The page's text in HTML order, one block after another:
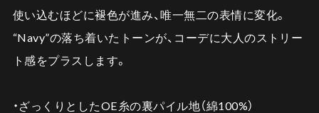
使い込むほどに褪色が進み、唯一無二の表情に変化。
“Navy”の落ち着いたトーンが、コーデに大人のストリー
ト感をプラスします。
・ざっくりとしたOE糸の裏パイル地（綿100%）